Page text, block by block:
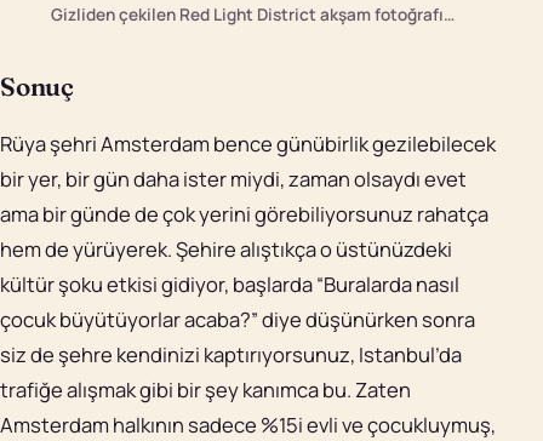
Gizliden çekilen Red Light District akşam fotoğrafı…
Sonuç
Rüya şehri Amsterdam bence günübirlik gezilebilecek
bir yer, bir gün daha ister miydi, zaman olsaydı evet
ama bir günde de çok yerini görebiliyorsunuz rahatça
hem de yürüyerek. Şehire alıştıkça o üstünüzdeki
kültür şoku etkisi gidiyor, başlarda “Buralarda nasıl
çocuk büyütüyorlar acaba?” diye düşünürken sonra
siz de şehre kendinizi kaptırıyorsunuz, Istanbul’da
trafiğe alışmak gibi bir şey kanımca bu. Zaten
Amsterdam halkının sadece %15i evli ve çocukluymuş,